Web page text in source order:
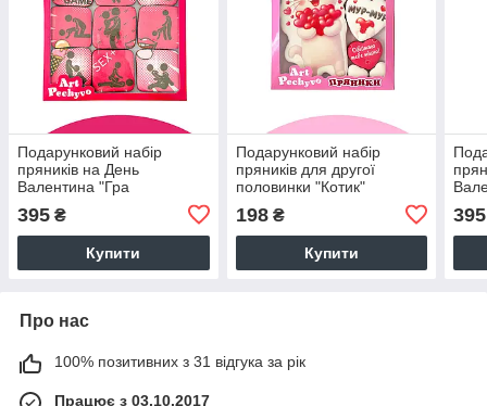
Подарунковий набір
пряників на День
Валентина "Гра
395 ₴
Купити
Подарунковий набір
пряників для другої
половинки "Котик"
198₴
Купити
395
Про нас
100% позитивних з 31 відгука за рік
Працює з 03.10.2017